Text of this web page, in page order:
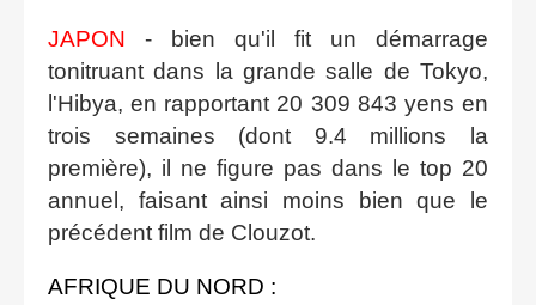
JAPON - bien qu'il fit un démarrage
tonitruant dans la grande salle de Tokyo,
l'Hibya, en rapportant 20 309 843 yens en
trois semaines (dont 9.4 millions la
première), il ne figure pas dans le top 20
annuel, faisant ainsi moins bien que le
précédent film de Clouzot.
AFRIQUE DU NORD :